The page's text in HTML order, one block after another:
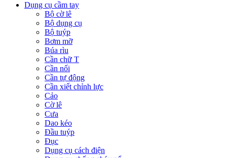
Dụng cụ cầm tay
Bộ cờ lê
Bộ dụng cụ
Bộ tuýp
Bơm mỡ
Búa rìu
Cần chữ T
Cần nối
Cần tự động
Cần xiết chỉnh lực
Cảo
Cờ lê
Cưa
Dao kéo
Đầu tuýp
Đục
Dụng cụ cách điện